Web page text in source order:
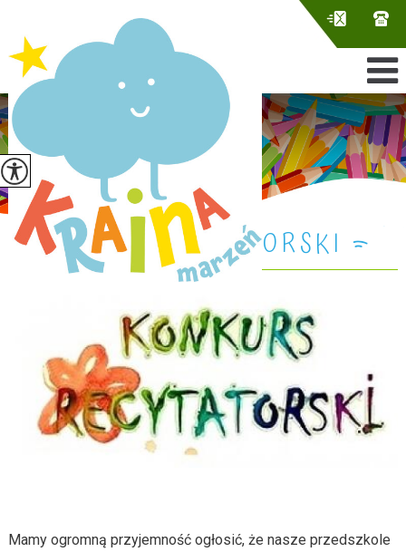
KONKURS RECYTATORSKI
Mamy ogromną przyjemność ogłosić, że nasze przedszkole